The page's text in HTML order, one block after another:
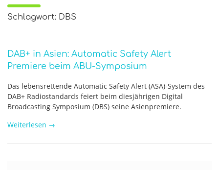
Schlagwort: DBS
DAB+ in Asien: Automatic Safety Alert
Premiere beim ABU-Symposium
Das lebensrettende Automatic Safety Alert (ASA)-System des
DAB+ Radiostandards feiert beim diesjährigen Digital
Broadcasting Symposium (DBS) seine Asienpremiere.
Weiterlesen →